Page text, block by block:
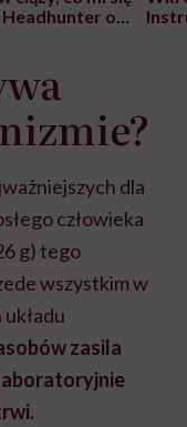
Headhunter o
dla
człowieka
g) tego
wszystkim w
zasila